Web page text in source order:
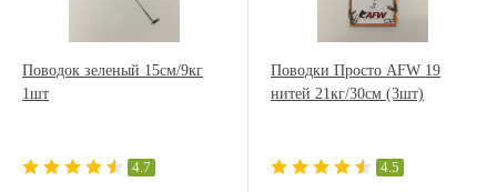
Поводок зеленый 15см/9кг
1шт
4.7
Поводки Просто AFW 19
нитей 21кг/30см (3шт)
4.5